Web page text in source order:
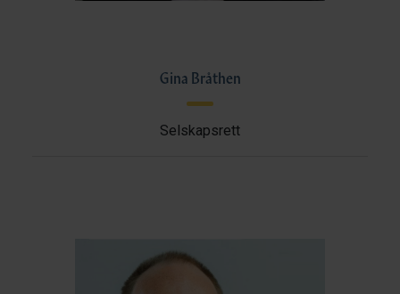
Gina Bråthen
Selskapsrett